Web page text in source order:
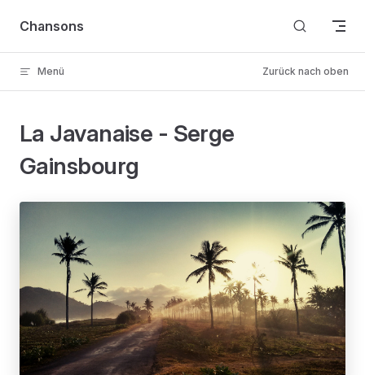
Skip to content
Chansons
Menü Zurück nach oben
La Javanaise - Serge
Gainsbourg